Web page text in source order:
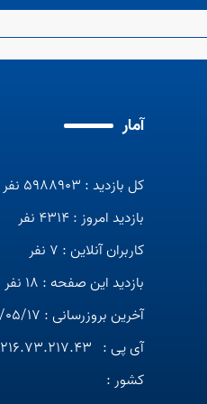
آمار
کل بازدید : 5988903 نفر
بازدید امروز : 4314 نفر
کاربران آنلاین : 7 نفر
بازدید این صفحه : 18 نفر
آخرین بروزرسانی : 1405/05/17 13:05
آی پی : 216.73.217.43
کشور :